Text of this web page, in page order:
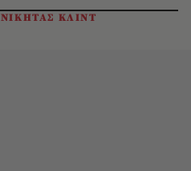
ΝΙΚΗΤΑΣ ΚΛΙΝΤ